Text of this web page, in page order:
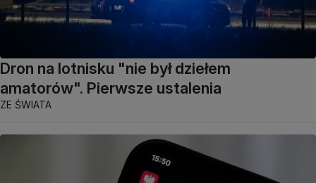
Dron na lotnisku "nie był dziełem
amatorów". Pierwsze ustalenia
ZE ŚWIATA